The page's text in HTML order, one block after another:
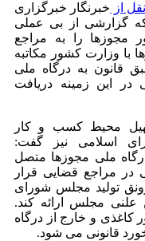
از خبرنگار خبرگزاری
گزارشی از بی عملی
را به مراجع
با وزارت کشور مکاتبه
طبق قانون به درگاه ملی
این زمینه دریافت
محیط کسب و کار
اسلامی نیز گفت:
ملی مجوز‌ها متصل
در مراجع قضایی قرار
تولید مجلس شورای
مجلس ارائه کند.
و خارج از درگاه
قانونی می شود.